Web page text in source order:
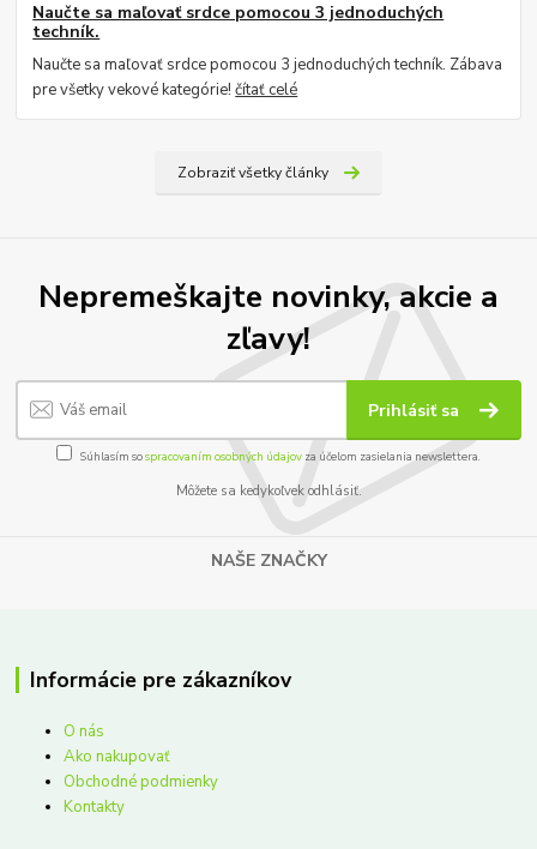
Naučte sa maľovať srdce pomocou 3 jednoduchých
techník.
Naučte sa maľovať srdce pomocou 3 jednoduchých techník. Zábava
pre všetky vekové kategórie!čítať celé
Zobraziť všetky články
Nepremeškajte novinky, akcie a
zľavy!
Prihlásiť sa
Súhlasím sospracovaním osobných údajov za účelom zasielania newslettera.
Môžete sa kedykoľvek odhlásiť.
NAŠE ZNAČKY
Informácie pre zákazníkov
O nás
Ako nakupovať
Obchodné podmienky
Kontakty